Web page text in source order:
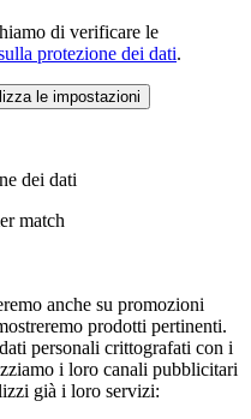
di verificare le
protezione dei dati.
le impostazioni
dei dati
match
anche su promozioni
prodotti pertinenti.
personali crittografati con i
i loro canali pubblicitari
già i loro servizi: